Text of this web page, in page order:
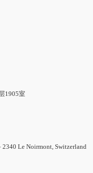
1905室
2340 Le Noirmont, Switzerland